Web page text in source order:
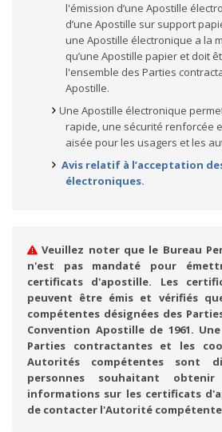
l'émission d’une Apostille
d’une Apostille sur support
une Apostille électronique a la
qu’une Apostille papier et doit
l'ensemble des Parties
Apostille.
Une Apostille électronique
rapide, une sécurité renforcée
aisée pour les usagers et les
Avis relatif à l’acceptation
électroniques.
Veuillez noter que le Bureau
n'est pas mandaté pour
certificats d'apostille. Les
peuvent être émis et vérifiés
compétentes désignées des
Convention Apostille de 1961.
Parties contractantes et les
Autorités compétentes sont
personnes souhaitant
informations sur les certificats
de contacter l'Autorité compétente